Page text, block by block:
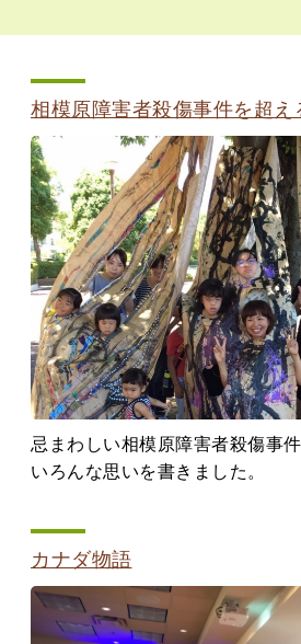
相模原障害者殺傷事件を超え
忌まわしい相模原障害者殺傷事
いろんな思いを書きました。
カナダ物語